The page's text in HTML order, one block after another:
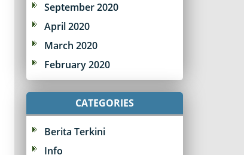
September 2020
April 2020
March 2020
February 2020
CATEGORIES
Berita Terkini
Info